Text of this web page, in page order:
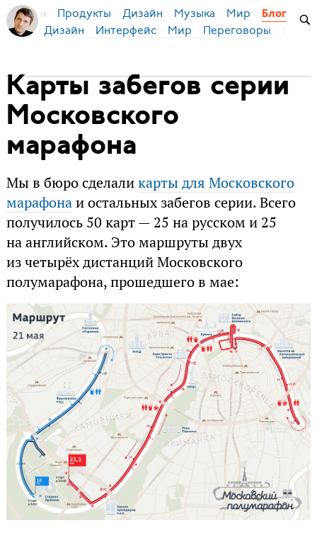
Бирман Продукты Дизайн Музыка Мир Блог
Дизайн Интерфейс Мир Переговоры
Карты забегов серии
Московского
марафона
Мы в бюро сделаликарты для Московского
марафонаи остальных забегов серии. Всего
получилось 50 карт — 25 на русском и 25
на английском. Это маршруты двух
из четырёх дистанций Московского
полумарафона, прошедшего в мае: